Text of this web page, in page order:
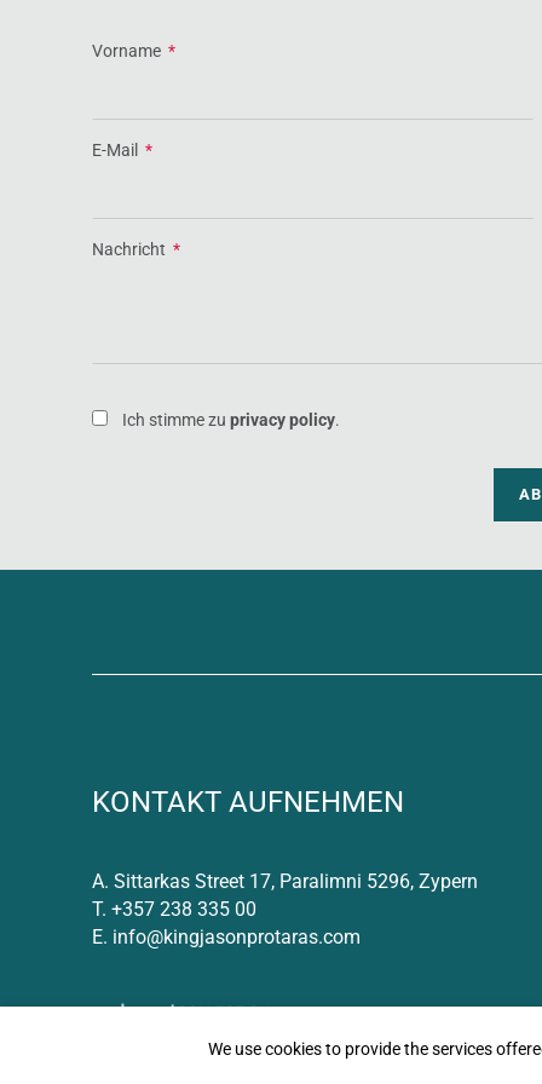
Vorname *
E-Mail *
Nachricht *
Ich stimme zu privacy policy.
KONTAKT AUFNEHMEN
A. Sittarkas Street 17, Paralimni 5296, Zypern
T. +357 238 335 00
E. info@kingjasonprotaras.com
We use cookies to provide the services